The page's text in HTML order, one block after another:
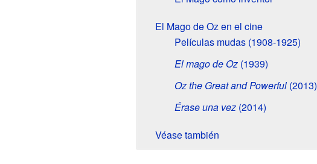
El Mago de Oz en el cine
Películas mudas (1908-1925)
El mago de Oz(1939)
Oz the Great and Powerful(2013)
Érase una vez(2014)
Véase también